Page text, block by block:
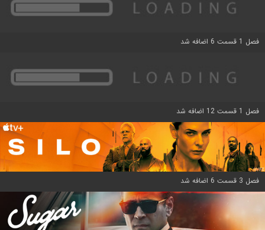
فصل 1 قسمت 6 اضافه شد
فصل 1 قسمت 12 اضافه شد
فصل 3 قسمت 6 اضافه شد